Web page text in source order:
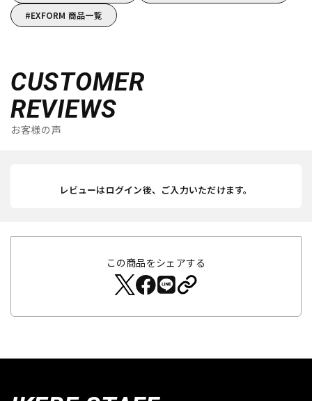
EXFORM 商品一覧
CUSTOMER
REVIEWS
お客様の声
レビューはログイン後、ご入力いただけます。
この商品をシェアする